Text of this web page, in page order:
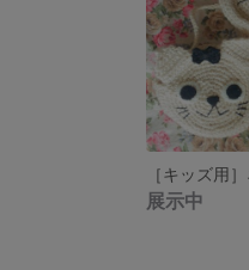
展示中